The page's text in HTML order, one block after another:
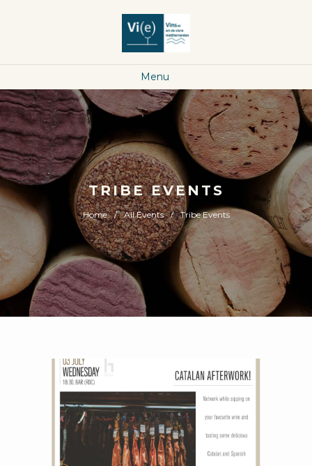
Menu
TRIBE EVENTS
Home All Events Tribe Events